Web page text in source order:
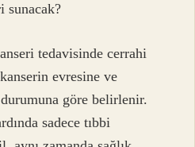
sunacak?
tedavisinde cerrahi
evresine ve
durumuna göre belirlenir.
sadece tıbbi